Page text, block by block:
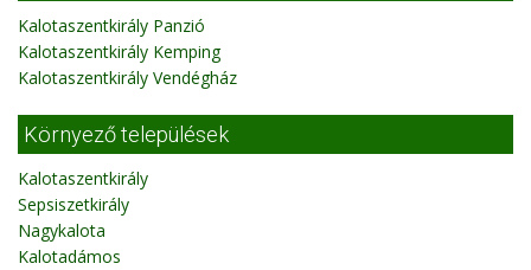
Kalotaszentkirály Panzió
Kalotaszentkirály Kemping
Kalotaszentkirály Vendégház
Környező települések
Kalotaszentkirály
Sepsiszetkirály
Nagykalota
Kalotadámos